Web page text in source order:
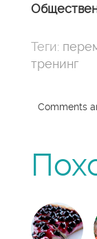
Теги:
тренинг
Comments